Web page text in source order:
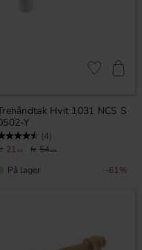
Hvit 1031 NCS S
Y
(4)
21 KR 54KR
61%
Lagre som
På lager